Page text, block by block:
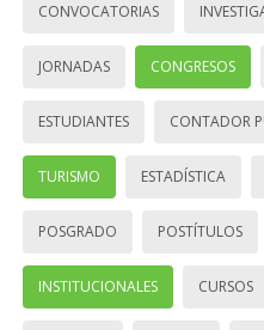
CONVOCATORIAS
JORNADAS CONGRESOS
ESTUDIANTES CONTADOR
TURISMO ESTADÍSTICA
POSGRADO POSTÍTULOS
INSTITUCIONALES CURSOS